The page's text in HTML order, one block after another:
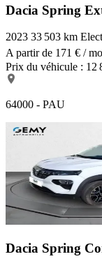
Dacia Spring
2023 33 503 km
A partir de 171 € /
Prix du véhicule : 12
64000 - PAU
Dacia Spring